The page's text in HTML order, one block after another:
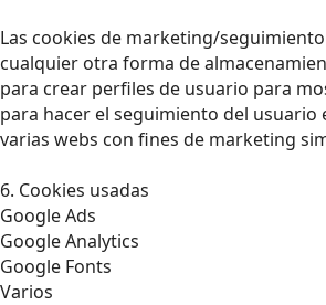
Las cookies de marketing/
cualquier otra forma de
para crear perfiles de usuario para
para hacer el seguimiento del usuario
varias webs con fines de marketing
6. Cookies usadas
Google Ads
Google Analytics
Google Fonts
Varios